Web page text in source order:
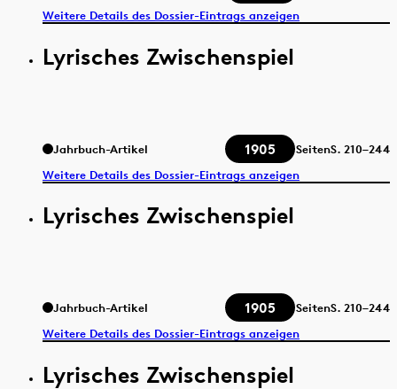
Weitere Details des Dossier-Eintrags anzeigen
Lyrisches Zwischenspiel
Jahrbuch-Artikel 1905 SeitenS. 210–244
Weitere Details des Dossier-Eintrags anzeigen
Lyrisches Zwischenspiel
Jahrbuch-Artikel 1905 SeitenS. 210–244
Weitere Details des Dossier-Eintrags anzeigen
Lyrisches Zwischenspiel